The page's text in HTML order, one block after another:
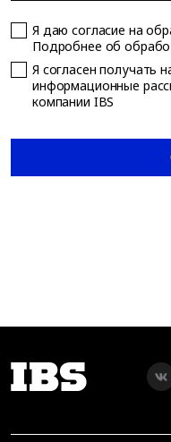
Я даю согласие на
Подробнее об
Я согласен получать
информационные
компании IBS